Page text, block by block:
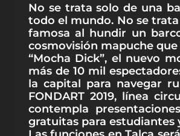
No se trata solo de una
todo el mundo. No se
famosa al hundir un
cosmovisión mapuche
“Mocha Dick”, el nuevo
más de 10 mil
la capital para navegar
FONDART 2019, línea
contempla
gratuitas para estudiantes